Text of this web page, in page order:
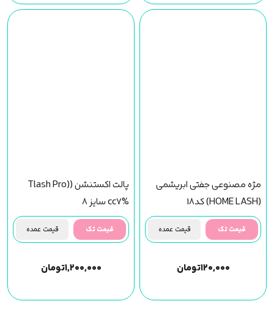
مژه مصنوعی جفتی ابریشمی
(HOME LASH) کد18
قیمت تک قیمت عمده
۱۲۰,۰۰۰تومان
پالت اکستنشن (Tlash Pro)
cc7% سایز 8
قیمت تک قیمت عمده
۱,۲۰۰,۰۰۰تومان